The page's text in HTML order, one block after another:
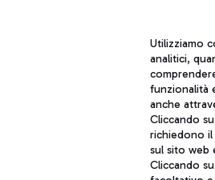
Aeroporti di Roma S.p.A. -
Codice fiscale e Registro delle
Utilizziamo
analitici,
funzionalità
anche
Cliccando
richiedono il
sul sito web
Cliccando